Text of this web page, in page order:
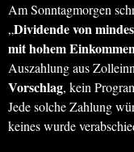
Am Sonntagmorgen
„Dividende von
mit hohem
Auszahlung aus
Vorschlag, kein
Jede solche Zahlung
keines wurde